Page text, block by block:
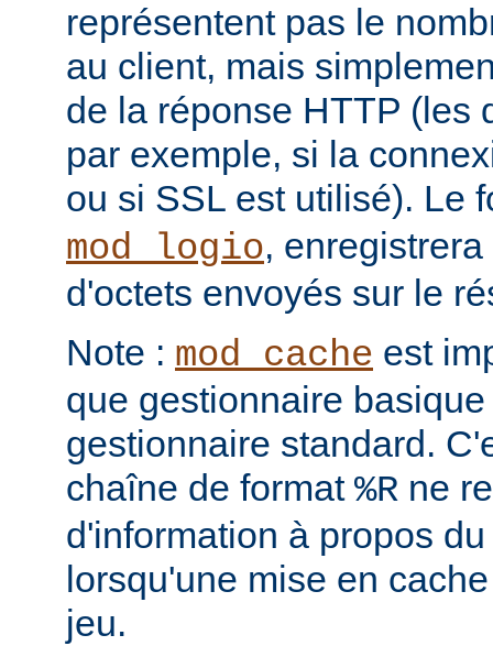
représentent pas le
au client, mais
de la réponse HTTP (les
par exemple, si la
ou si SSL est utilisé). Le
mod_logio,
d'octets envoyés sur le
Note : mod_cache est
que gestionnaire
gestionnaire standard.
chaîne de format %R ne
d'information à propos
lorsqu'une mise en
jeu.